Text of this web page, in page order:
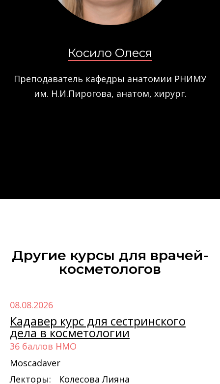
Косило Олеся
Преподаватель кафедры анатомии РНИМУ
им. Н.И.Пирогова, анатом, хирург.
Другие курсы для врачей-
косметологов‎
08.08.2026
Кадавер курс для сестринского
дела в косметологии
36 баллов НМО
Moscadaver
Лекторы:
Колесова Лияна